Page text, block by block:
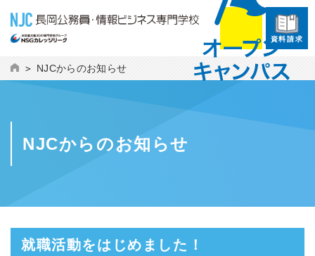
資料請求
NJCからのお知らせ
NJCからのお知らせ
就職活動をはじめました！